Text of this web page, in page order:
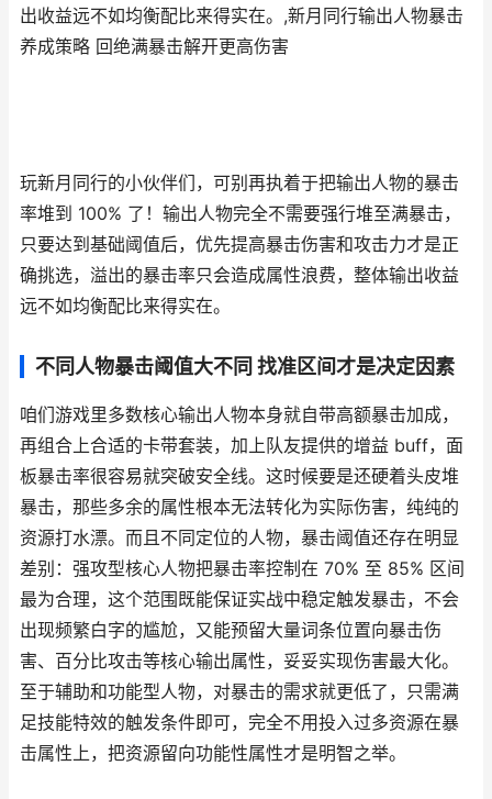
出收益远不如均衡配比来得实在。,新月同行输出人物暴击
养成策略 回绝满暴击解开更高伤害
玩新月同行的小伙伴们，可别再执着于把输出人物的暴击
率堆到 100% 了！输出人物完全不需要强行堆至满暴击，
只要达到基础阈值后，优先提高暴击伤害和攻击力才是正
确挑选，溢出的暴击率只会造成属性浪费，整体输出收益
远不如均衡配比来得实在。
不同人物暴击阈值大不同 找准区间才是决定因素
咱们游戏里多数核心输出人物本身就自带高额暴击加成，
再组合上合适的卡带套装，加上队友提供的增益 buff，面
板暴击率很容易就突破安全线。这时候要是还硬着头皮堆
暴击，那些多余的属性根本无法转化为实际伤害，纯纯的
资源打水漂。而且不同定位的人物，暴击阈值还存在明显
差别：强攻型核心人物把暴击率控制在 70% 至 85% 区间
最为合理，这个范围既能保证实战中稳定触发暴击，不会
出现频繁白字的尴尬，又能预留大量词条位置向暴击伤
害、百分比攻击等核心输出属性，妥妥实现伤害最大化。
至于辅助和功能型人物，对暴击的需求就更低了，只需满
足技能特效的触发条件即可，完全不用投入过多资源在暴
击属性上，把资源留向功能性属性才是明智之举。